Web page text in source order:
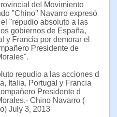
del Movimiento
"Chino" Navarro expresó
"repudio absoluto a las
gobiernos de España,
y Francia por demorar el
Presidente de
repudio a las acciones d
Italia, Portugal y Francia
Presidente d
Chino Navarro (
July 3, 2013